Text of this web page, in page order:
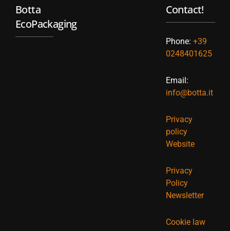
Botta
EcoPackaging
Contact!
Phone: +39
0248401625
Email:
info@botta.it
Privacy
policy
Website
Privacy
Policy
Newsletter
Cookie law